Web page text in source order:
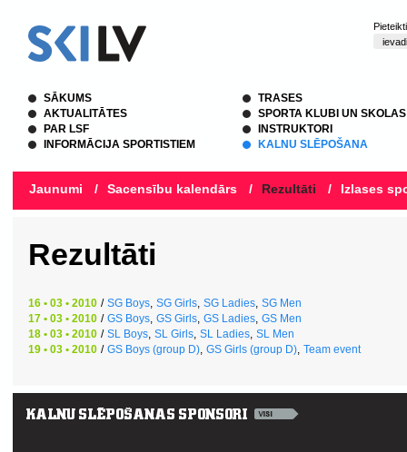
SĀKUMS
AKTUALITĀTES
PAR LSF
INFORMĀCIJA SPORTISTIEM
TRASES
SPORTA KLUBI UN SKOLAS
INSTRUKTORI
KALNU SLĒPOŠANA
Jaunumi / Sacensību kalendārs / Rezultāti / Izlases
Rezultāti
16 • 03 • 2010 / SG Boys, SG Girls, SG Ladies, SG Men
17 • 03 • 2010 / GS Boys, GS Girls, GS Ladies, GS Men
18 • 03 • 2010 / SL Boys, SL Girls, SL Ladies, SL Men
19 • 03 • 2010 / GS Boys (group D), GS Girls (group D), Team event